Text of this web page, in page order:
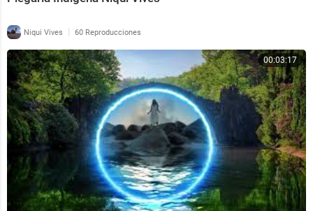
Niqui Vives | 60 Reproducciones
00:03:17